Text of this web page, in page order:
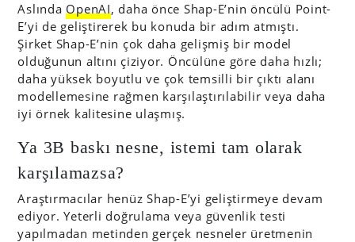
Aslında OpenAI, daha önce Shap-E’nin öncülü Point-
E’yi de geliştirerek bu konuda bir adım atmıştı.
Şirket Shap-E’nin çok daha gelişmiş bir model
olduğunun altını çiziyor. Öncülüne göre daha hızlı;
daha yüksek boyutlu ve çok temsilli bir çıktı alanı
modellemesine rağmen karşılaştırılabilir veya daha
iyi örnek kalitesine ulaşmış.
Ya 3B baskı nesne, istemi tam olarak
karşılamazsa?
Araştırmacılar henüz Shap-E’yi geliştirmeye devam
ediyor. Yeterli doğrulama veya güvenlik testi
yapılmadan metinden gerçek nesneler üretmenin